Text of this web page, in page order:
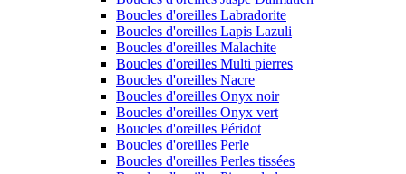
Boucles d'oreilles Labradorite
Boucles d'oreilles Lapis Lazuli
Boucles d'oreilles Malachite
Boucles d'oreilles Multi pierres
Boucles d'oreilles Nacre
Boucles d'oreilles Onyx noir
Boucles d'oreilles Onyx vert
Boucles d'oreilles Péridot
Boucles d'oreilles Perle
Boucles d'oreilles Perles tissées